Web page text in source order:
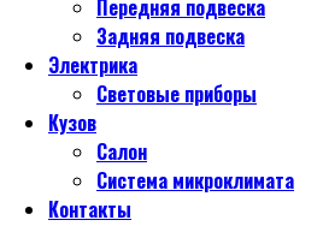
Передняя подвеска
Задняя подвеска
Электрика
Световые приборы
Кузов
Салон
Система микроклимата
Контакты